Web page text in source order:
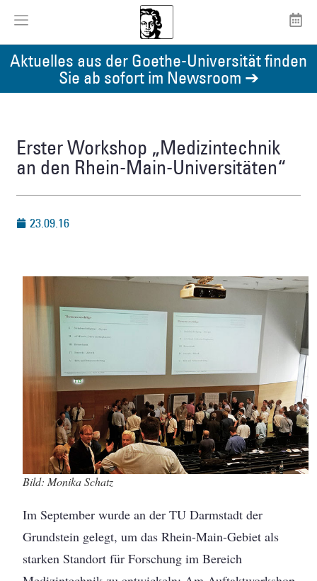
Aktuelles aus der Goethe-Universität finden
Sie ab sofort im Newsroom ➔
Erster Workshop „Medizintechnik
an den Rhein-Main-Universitäten“
23.09.16
Bild: Monika Schatz
Im September wurde an der TU Darmstadt der
Grundstein gelegt, um das Rhein-Main-Gebiet als
starken Standort für Forschung im Bereich